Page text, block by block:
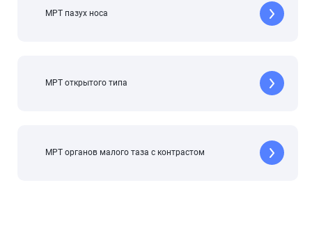
МРТ пазух носа
МРТ открытого типа
МРТ органов малого таза с контрастом